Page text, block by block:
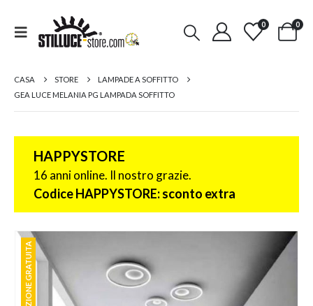
0 0
CASA STORE
LAMPADE A SOFFITTO
GEA LUCE MELANIA PG LAMPADA SOFFITTO
HAPPYSTORE
16 anni online. Il nostro grazie.
Codice HAPPYSTORE: sconto extra
SPEDIZIONE GRATUITA
SPEDIZIONE GRATUITA